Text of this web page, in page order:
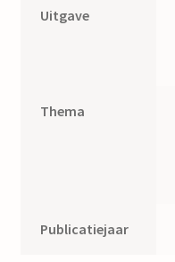
Uitgave
Thema
Publicatiejaar